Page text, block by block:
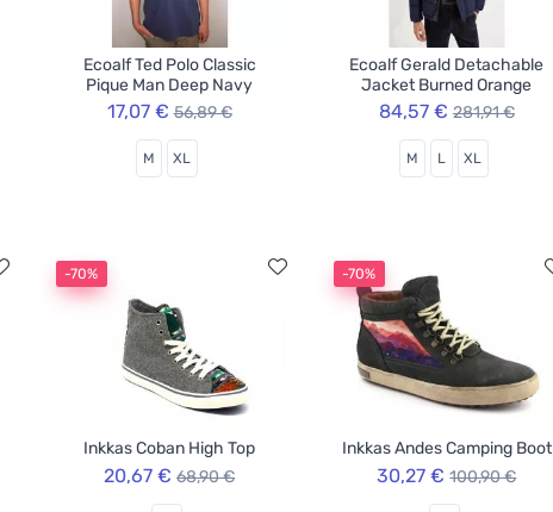
Ecoalf Ted Polo Classic
Pique Man Deep Navy
17,07 € 56,89 €
M XL
Ecoalf Gerald Detachable
Jacket Burned Orange
84,57 € 281,91 €
M L XL
-70%
Inkkas Coban High Top
20,67 € 68,90 €
-70%
Inkkas Andes Camping Boot
30,27 € 100,90 €